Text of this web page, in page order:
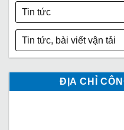
Tin tức
Tin tức, bài viết vận tải
ĐỊA CHỈ